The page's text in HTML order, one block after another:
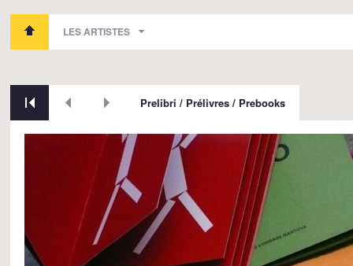
LES ARTISTES
Prelibri / Prélivres / Prebooks